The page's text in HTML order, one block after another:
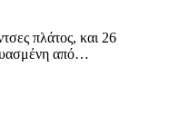
πλάτος, και 26
από…